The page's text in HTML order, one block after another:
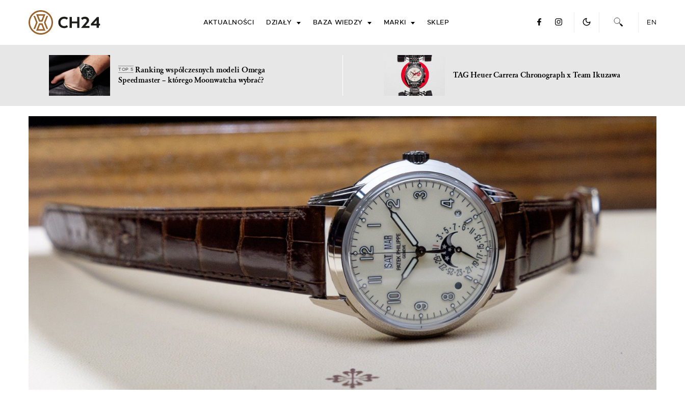
AKTUALNOŚCI DZIAŁY BAZA WIEDZY MARKI SKLEP EN
TOP 5Ranking współczesnych modeli Omega
Speedmaster – którego Moonwatcha wybrać?
TAG Heuer Carrera Chronograph x Team Ikuzawa